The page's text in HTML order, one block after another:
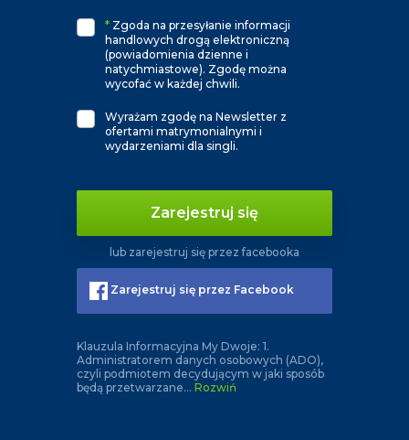
* Zgoda na przesyłanie informacji
handlowych drogą elektroniczną
(powiadomienia dzienne i
natychmiastowe). Zgodę można
wycofać w każdej chwili.
Wyrażam zgodę na Newsletter z
ofertami matrymonialnymi i
wydarzeniami dla singli.
Zarejestruj się
lub zarejestruj się przez facebooka
Zarejestruj się przez Facebook
Klauzula Informacyjna My Dwoje: 1.
Administratorem danych osobowych (ADO),
czyli podmiotem decydującym w jaki sposób
będą przetwarzane... Rozwiń